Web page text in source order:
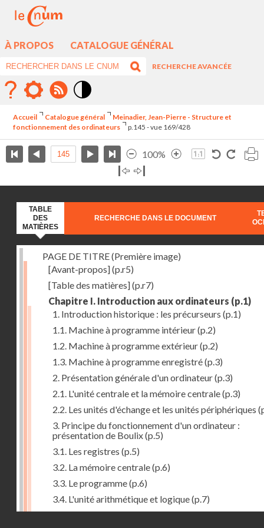
À PROPOS CATALOGUE GÉNÉRAL
RECHERCHE AVANCÉE
élévé
Accueil Catalogue général
Meinadier, Jean-Pierre - Structure et
fonctionnement des ordinateurs
p.145 - vue 169/428
100%
TABLE
DES
MATIÈRES
RECHERCHE DANS LE DOCUMENT
PAGE DE TITRE (Première image)
[Avant-propos](p.r5)
[Table des matières](p.r7)
Chapitre I. Introduction aux ordinateurs (p.1)
1. Introduction historique : les précurseurs (p.1)
1.1. Machine à programme intérieur(p.2)
1.2. Machine à programme extérieur(p.2)
1.3. Machine à programme enregistré(p.3)
2. Présentation générale d'un ordinateur(p.3)
2.1. L'unité centrale et la mémoire centrale(p.3)
2.2. Les unités d'échange et les unités périphériques
3. Principe du fonctionnement d'un ordinateur :
présentation de Boulix(p.5)
3.1. Les registres (p.5)
3.2. La mémoire centrale(p.6)
3.3. Le programme(p.6)
3.4. L'unité arithmétique et logique(p.7)
3.5. L'unité de contrôle(p.8)